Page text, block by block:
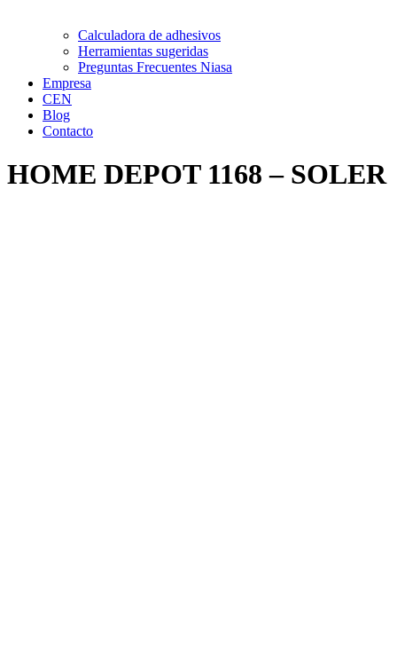
Calculadora de adhesivos
Herramientas sugeridas
Preguntas Frecuentes Niasa
Empresa
CEN
Blog
Contacto
HOME DEPOT 1168 – SOLER